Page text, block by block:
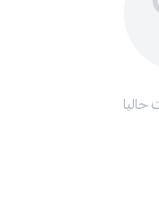
حاليا